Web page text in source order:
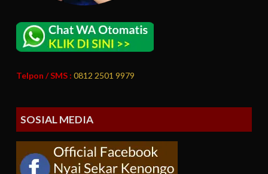
Telpon / SMS : 0812 2501 9979
SOSIAL MEDIA